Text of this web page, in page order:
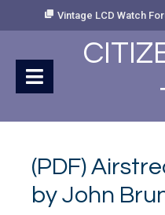
Vintage LCD Watch
(PDF)
by John